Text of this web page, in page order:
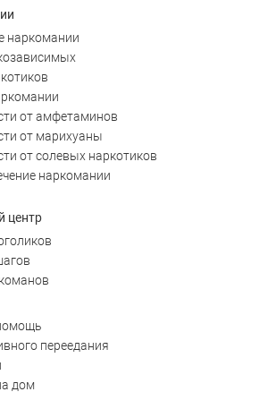
наркомании
от амфетаминов
от марихуаны
от солевых наркотиков
наркомании
центр
переедания
дом